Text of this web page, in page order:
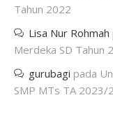
Tahun 2022
Lisa Nur Rohmah
Merdeka SD Tahun
gurubagi pada
SMP MTs TA 2023/